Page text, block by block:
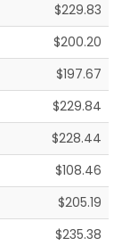
$229.83
$200.20
$197.67
$229.84
$228.44
$108.46
$205.19
$235.38